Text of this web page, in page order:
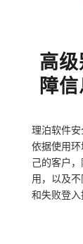
高
障
理泊软件
依据使用
己的客户
用，以及
和失败登入